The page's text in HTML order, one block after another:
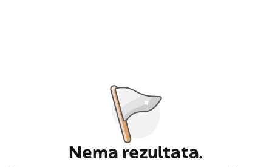
Nema rezultata.